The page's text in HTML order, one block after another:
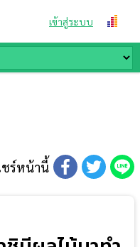
เข้าสู่ระบบ
ร์หน้านี้